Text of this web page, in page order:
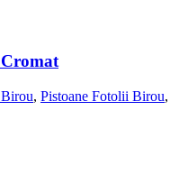
, Pistoane Fotolii Birou,